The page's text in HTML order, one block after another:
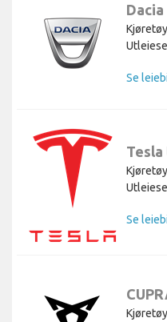
Se
Se